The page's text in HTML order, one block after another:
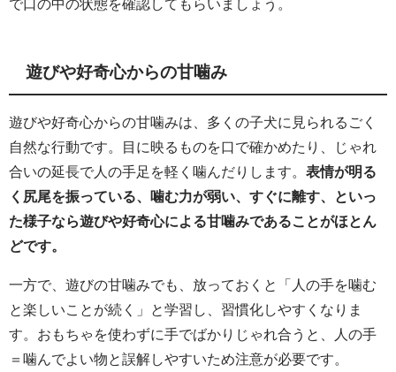
で口の中の状態を確認してもらいましょう。
遊びや好奇心からの甘噛み
遊びや好奇心からの甘噛みは、多くの子犬に見られるごく
自然な行動です。目に映るものを口で確かめたり、じゃれ
合いの延長で人の手足を軽く噛んだりします。 表情が明る
く尻尾を振っている、噛む力が弱い、すぐに離す、といっ
た様子なら遊びや好奇心による甘噛みであることがほとん
どです。
一方で、遊びの甘噛みでも、放っておくと「人の手を噛む
と楽しいことが続く」と学習し、習慣化しやすくなりま
す。おもちゃを使わずに手でばかりじゃれ合うと、人の手
＝噛んでよい物と誤解しやすいため注意が必要です。